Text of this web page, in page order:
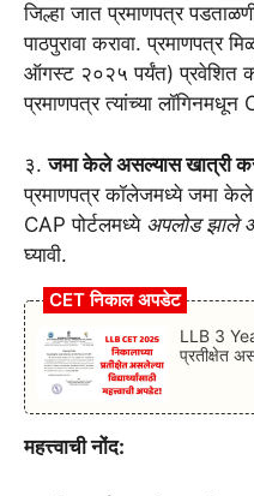
जिल्हा जात प्रमाणपत्र
पाठपुरावा करावा. प्रमाणपत्र
ऑगस्ट २०२५ पर्यंत) प्रवेशित
प्रमाणपत्र त्यांच्या
३.जमा केले असल्यास खात्री
प्रमाणपत्र कॉलेजमध्ये जमा
CAP पोर्टलमध्ये अपलोड झाले
घ्यावी.
CET निकाल अपडेट
LLB 3
प्रतीक्षेत
महत्त्वाची नोंद: